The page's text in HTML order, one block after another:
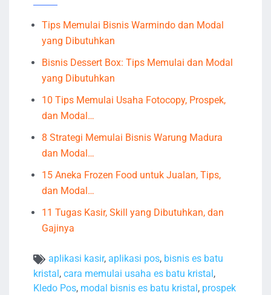
Tips Memulai Bisnis Warmindo dan Modal
yang Dibutuhkan
Bisnis Dessert Box: Tips Memulai dan Modal
yang Dibutuhkan
10 Tips Memulai Usaha Fotocopy, Prospek,
dan Modal…
8 Strategi Memulai Bisnis Warung Madura
dan Modal…
15 Aneka Frozen Food untuk Jualan, Tips,
dan Modal…
11 Tugas Kasir, Skill yang Dibutuhkan, dan
Gajinya
aplikasi kasir, aplikasi pos, bisnis es batu
kristal, cara memulai usaha es batu kristal,
Kledo Pos, modal bisnis es batu kristal, prospek